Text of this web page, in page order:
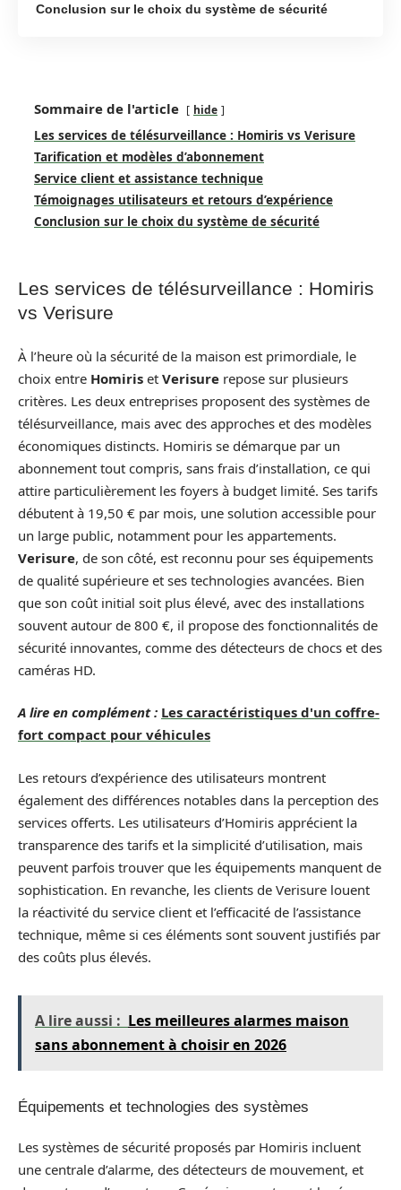
Conclusion sur le choix du système de sécurité
Sommaire de l'article hide
Les services de télésurveillance : Homiris vs Verisure
Tarification et modèles d’abonnement
Service client et assistance technique
Témoignages utilisateurs et retours d’expérience
Conclusion sur le choix du système de sécurité
Les services de télésurveillance : Homiris
vs Verisure
À l’heure où la sécurité de la maison est primordiale, le
choix entre Homiris et Verisure repose sur plusieurs
critères. Les deux entreprises proposent des systèmes de
télésurveillance, mais avec des approches et des modèles
économiques distincts. Homiris se démarque par un
abonnement tout compris, sans frais d’installation, ce qui
attire particulièrement les foyers à budget limité. Ses tarifs
débutent à 19,50 € par mois, une solution accessible pour
un large public, notamment pour les appartements.
Verisure, de son côté, est reconnu pour ses équipements
de qualité supérieure et ses technologies avancées. Bien
que son coût initial soit plus élevé, avec des installations
souvent autour de 800 €, il propose des fonctionnalités de
sécurité innovantes, comme des détecteurs de chocs et des
caméras HD.
A lire en complément : Les caractéristiques d'un coffre-
fort compact pour véhicules
Les retours d’expérience des utilisateurs montrent
également des différences notables dans la perception des
services offerts. Les utilisateurs d’Homiris apprécient la
transparence des tarifs et la simplicité d’utilisation, mais
peuvent parfois trouver que les équipements manquent de
sophistication. En revanche, les clients de Verisure louent
la réactivité du service client et l’efficacité de l’assistance
technique, même si ces éléments sont souvent justifiés par
des coûts plus élevés.
A lire aussi : Les meilleures alarmes maison
sans abonnement à choisir en 2026
Équipements et technologies des systèmes
Les systèmes de sécurité proposés par Homiris incluent
une centrale d’alarme, des détecteurs de mouvement, et